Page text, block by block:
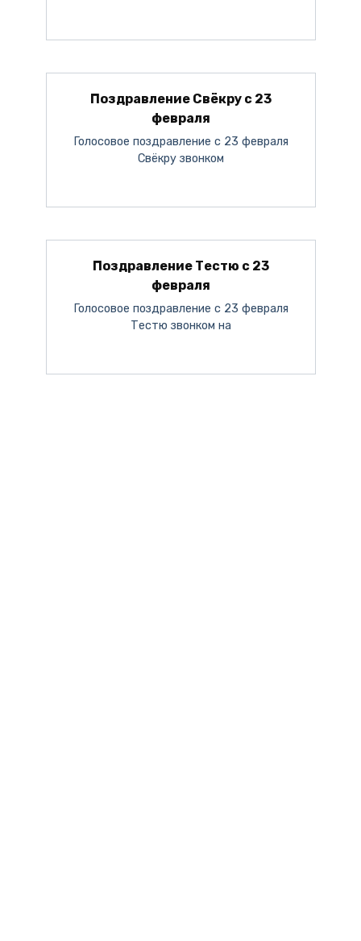
Поздравление Свёкру с 23
февраля
Голосовое поздравление с 23 февраля
Свёкру звонком
Поздравление Тестю с 23
февраля
Голосовое поздравление с 23 февраля
Тестю звонком на